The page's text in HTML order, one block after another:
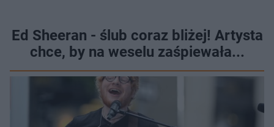
Ed Sheeran - ślub coraz bliżej! Artysta
chce, by na weselu zaśpiewała...